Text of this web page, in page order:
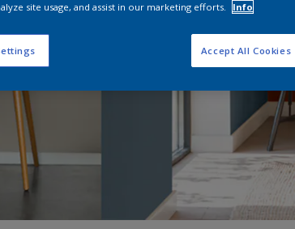
site usage, and assist in our marketing efforts.
Info
Accept All Cookies